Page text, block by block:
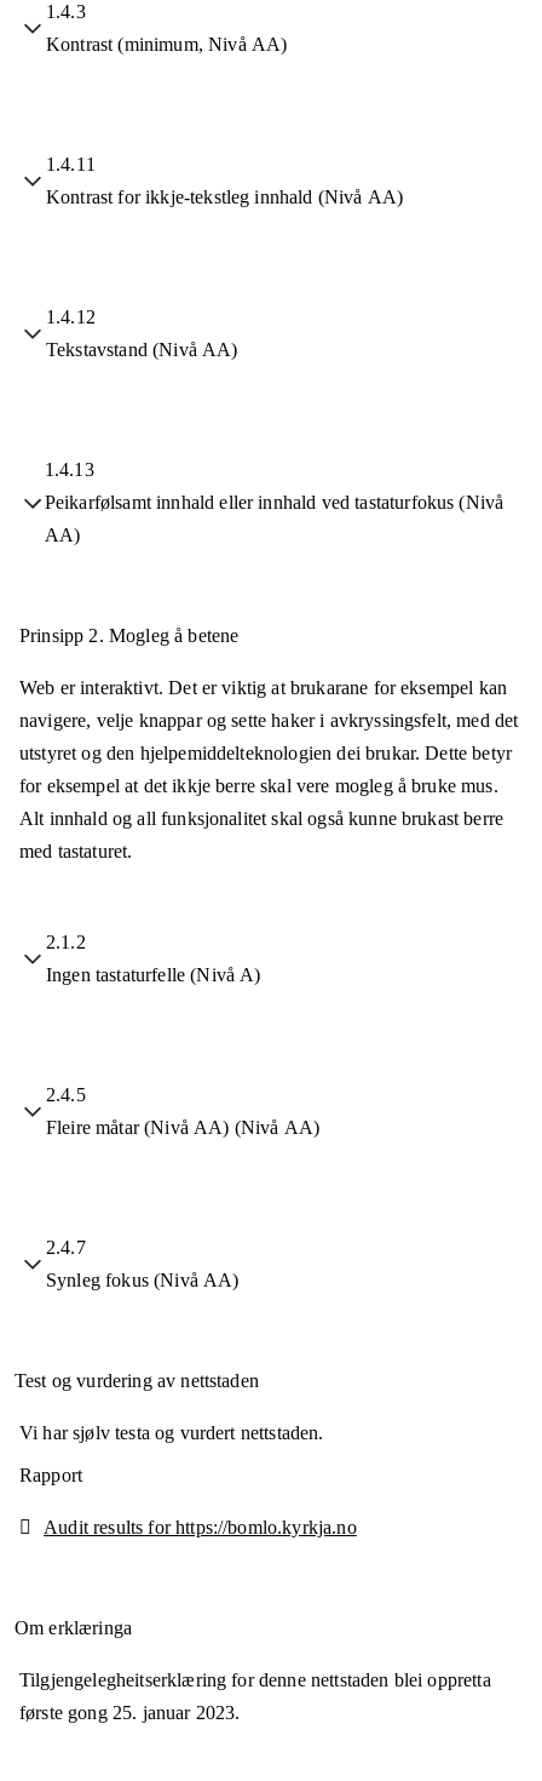
1.4.3
Kontrast (minimum, Nivå AA)
1.4.11
Kontrast for ikkje-tekstleg innhald (Nivå AA)
1.4.12
Tekstavstand (Nivå AA)
1.4.13
Peikarfølsamt innhald eller innhald ved tastaturfokus (Nivå
AA)
Prinsipp 2. Mogleg å betene
Web er interaktivt. Det er viktig at brukarane for eksempel kan
navigere, velje knappar og sette haker i avkryssingsfelt, med det
utstyret og den hjelpemiddelteknologien dei brukar. Dette betyr
for eksempel at det ikkje berre skal vere mogleg å bruke mus.
Alt innhald og all funksjonalitet skal også kunne brukast berre
med tastaturet.
2.1.2
Ingen tastaturfelle (Nivå A)
2.4.5
Fleire måtar (Nivå AA) (Nivå AA)
2.4.7
Synleg fokus (Nivå AA)
Test og vurdering av nettstaden
Vi har sjølv testa og vurdert nettstaden.
Rapport
Audit results for https://bomlo.kyrkja.no
Om erklæringa
Tilgjengelegheitserklæring for denne nettstaden blei oppretta
første gong 25. januar 2023.